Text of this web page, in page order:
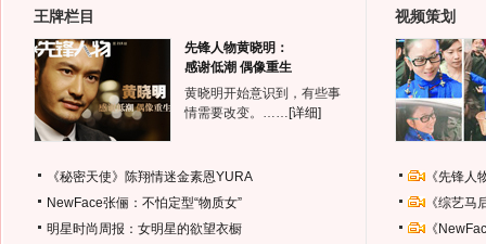
王牌栏目
先锋人物黄晓明：
感谢低潮 偶像重生
黄晓明开始意识到，有些事
情需要改变。…… [详细]
《秘密天使》陈翔情迷金素恩YURA
NewFace张俪：不怕定型“物质女”
明星时尚周报：女明星的欲望衣橱
视频策划
《先锋
《综艺
《